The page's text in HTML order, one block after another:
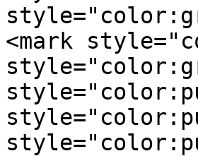
<mark